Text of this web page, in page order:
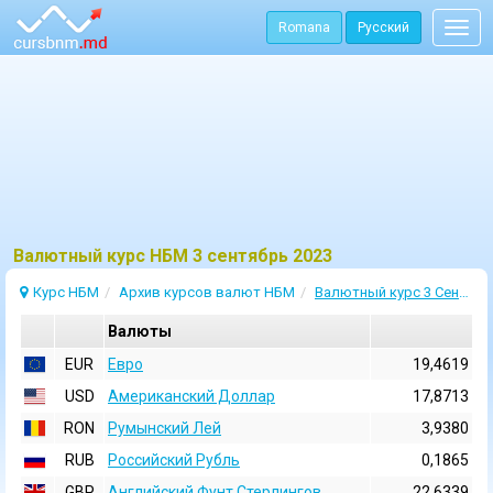
Romana Русский
Bалютный курс НБМ 3 сентябрь 2023
Курс НБМ Архив курсов валют НБМ Валютный курс 3 Сентябрь 2023
Валюты
EUR
Евро
19,4619
USD
Aмериканский Доллар
17,8713
RON
Румынский Лей
3,9380
RUB
Российский Рубль
0,1865